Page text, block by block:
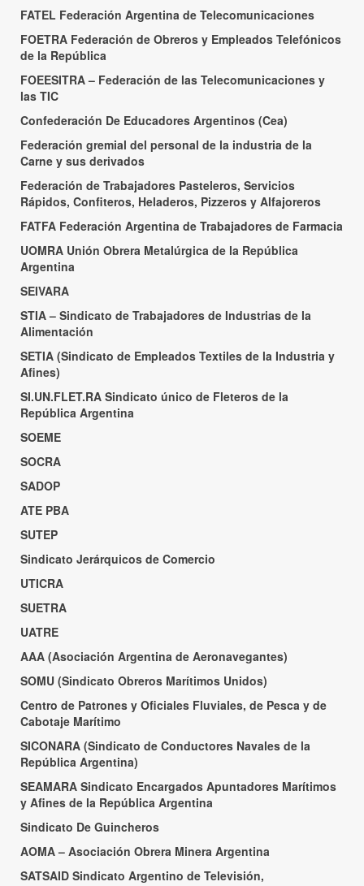
FATEL Federación Argentina de Telecomunicaciones
FOETRA Federación de Obreros y Empleados Telefónicos
de la República
FOEESITRA – Federación de las Telecomunicaciones y
las TIC
Confederación De Educadores Argentinos (Cea)
Federación gremial del personal de la industria de la
Carne y sus derivados
Federación de Trabajadores Pasteleros, Servicios
Rápidos, Confiteros, Heladeros, Pizzeros y Alfajoreros
FATFA Federación Argentina de Trabajadores de Farmacia
UOMRA Unión Obrera Metalúrgica de la República
Argentina
SEIVARA
STIA – Sindicato de Trabajadores de Industrias de la
Alimentación
SETIA (Sindicato de Empleados Textiles de la Industria y
Afines)
SI.UN.FLET.RA Sindicato único de Fleteros de la
República Argentina
SOEME
SOCRA
SADOP
ATE PBA
SUTEP
Sindicato Jerárquicos de Comercio
UTICRA
SUETRA
UATRE
AAA (Asociación Argentina de Aeronavegantes)
SOMU (Sindicato Obreros Marítimos Unidos)
Centro de Patrones y Oficiales Fluviales, de Pesca y de
Cabotaje Marítimo
SICONARA (Sindicato de Conductores Navales de la
República Argentina)
SEAMARA Sindicato Encargados Apuntadores Marítimos
y Afines de la República Argentina
Sindicato De Guincheros
AOMA – Asociación Obrera Minera Argentina
SATSAID Sindicato Argentino de Televisión,